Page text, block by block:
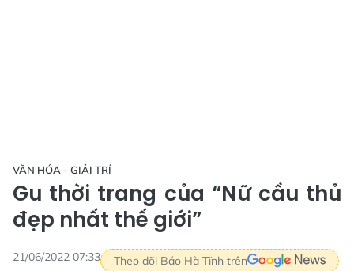
VĂN HÓA - GIẢI TRÍ
Gu thời trang của “Nữ cầu thủ
đẹp nhất thế giới”
21/06/2022 07:33 Theo dõi Báo Hà Tĩnh trên